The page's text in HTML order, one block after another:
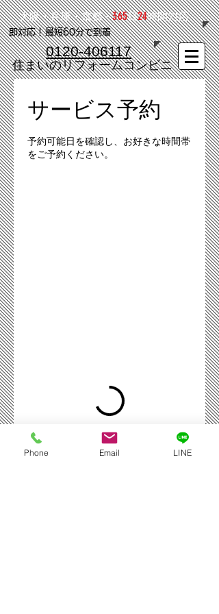
大阪・兵庫・京都・365日24時間対応
0120-406117
​即対応！最短60分で到着
​住まいのリフォームコンビニ
サービス予約
予約可能日を確認し、お好きな時間帯
をご予約ください。
Phone Email LINE